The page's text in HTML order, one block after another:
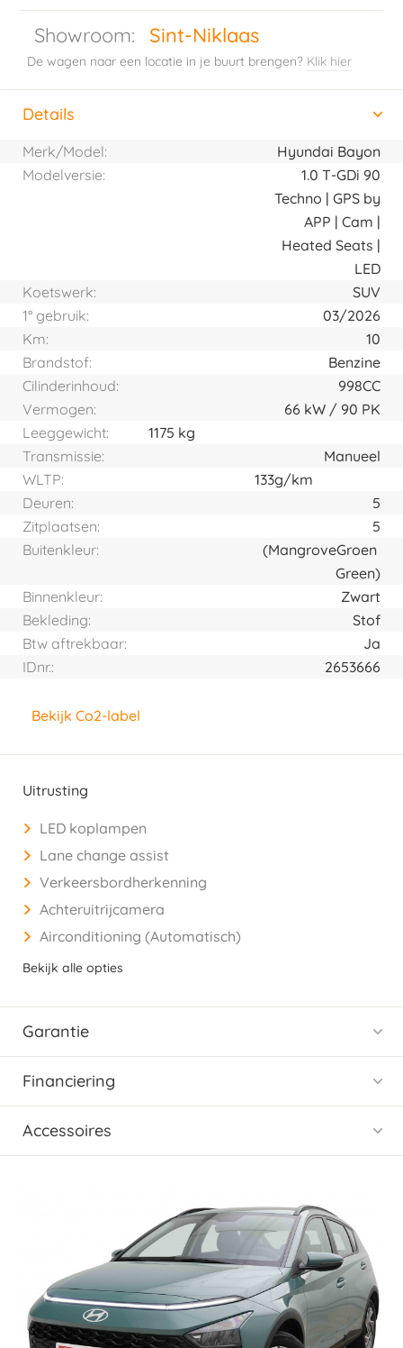
Showroom: Sint-Niklaas
De wagen naar een locatie in je buurt brengen? Klik hier
Horizontal tab group
Details
Merk/Model:
Hyundai Bayon
Modelversie:
1.0 T-GDi 90
Techno | GPS by
APP | Cam |
Heated Seats |
LED
Koetswerk:
SUV
1° gebruik:
03/2026
Km:
10
Brandstof:
Benzine
Cilinderinhoud:
998CC
Vermogen:
66kW 90 PK
Leeggewicht:
1175 kg
Transmissie:
Manueel
WLTP:
133g/km
Deuren:
5
Zitplaatsen:
5
Buitenkleur:
Groen
(Mangrove
Green)
Binnenkleur:
Zwart
Bekleding:
Stof
Btw aftrekbaar:
Ja
IDnr.:
2653666
Bekijk Co2-label
Uitrusting
LED koplampen
Lane change assist
Verkeersbordherkenning
Achteruitrijcamera
Airconditioning (Automatisch)
Bekijk alle opties
Garantie
Financiering
Accessoires